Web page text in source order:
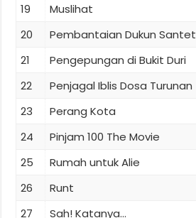
19
Muslihat
20
Pembantaian Dukun Santet
21
Pengepungan di Bukit Duri
22
Penjagal Iblis Dosa Turunan
23
Perang Kota
24
Pinjam 100 The Movie
25
Rumah untuk Alie
26
Runt
27
Sah! Katanya...